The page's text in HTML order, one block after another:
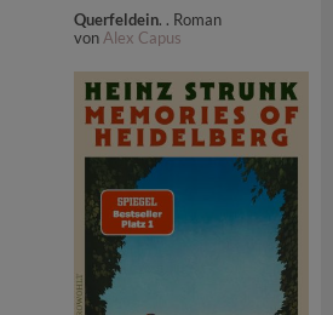
Querfeldein. . Roman
vonAlex Capus